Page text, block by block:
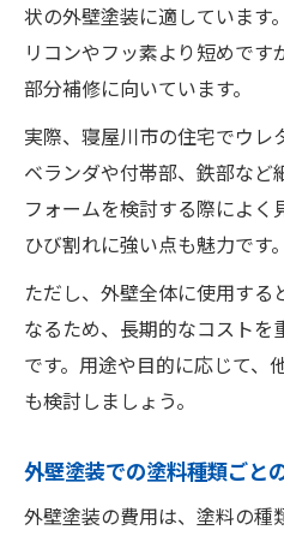
状の外壁塗装に適しています
リコンやフッ素より短めです
部分補修に向いています。
実際、寝屋川市の住宅でウレ
ベランダや付帯部、鉄部など
フォームを検討する際によく
ひび割れに強い点も魅力です。
ただし、外壁全体に使用する
なるため、長期的なコスト
です。用途や目的に応じて、
も検討しましょう。
外壁塗装での塗料種類ごと
外壁塗装の費用は、塗料の種